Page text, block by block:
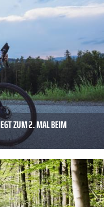
ZUM 2. MAL BEIM